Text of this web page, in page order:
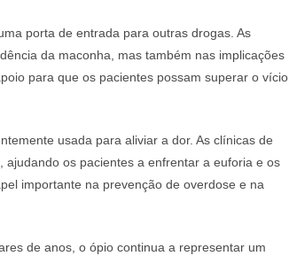
porta de entrada para outras drogas. As
da maconha, mas também nas implicações
para que os pacientes possam superar o vício
usada para aliviar a dor. As clínicas de
os pacientes a enfrentar a euforia e os
importante na prevenção de overdose e na
de anos, o ópio continua a representar um